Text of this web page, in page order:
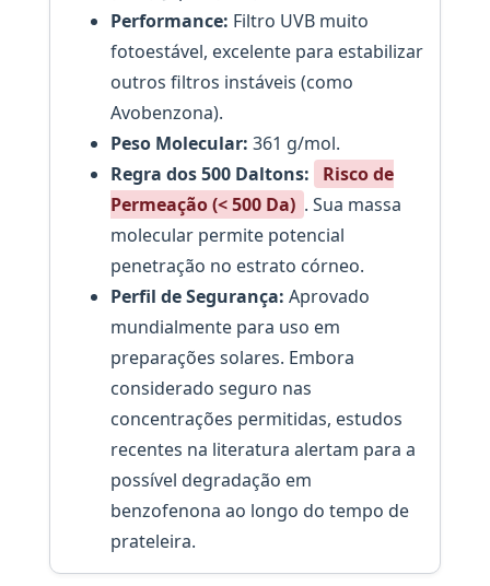
Performance: Filtro UVB muito
fotoestável, excelente para estabilizar
outros filtros instáveis (como
Avobenzona).
Peso Molecular: 361 g/mol.
Regra dos 500 Daltons:
Risco de
Permeação (< 500 Da) . Sua massa
molecular permite potencial
penetração no estrato córneo.
Perfil de Segurança: Aprovado
mundialmente para uso em
preparações solares. Embora
considerado seguro nas
concentrações permitidas, estudos
recentes na literatura alertam para a
possível degradação em
benzofenona ao longo do tempo de
prateleira.